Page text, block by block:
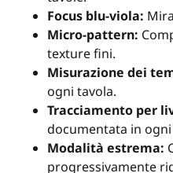
Focus blu-viola:
Micro-pattern:
texture fini.
Misurazione dei
ogni tavola.
Tracciamento per
documentata in ogni
Modalità estrema:
progressivamente